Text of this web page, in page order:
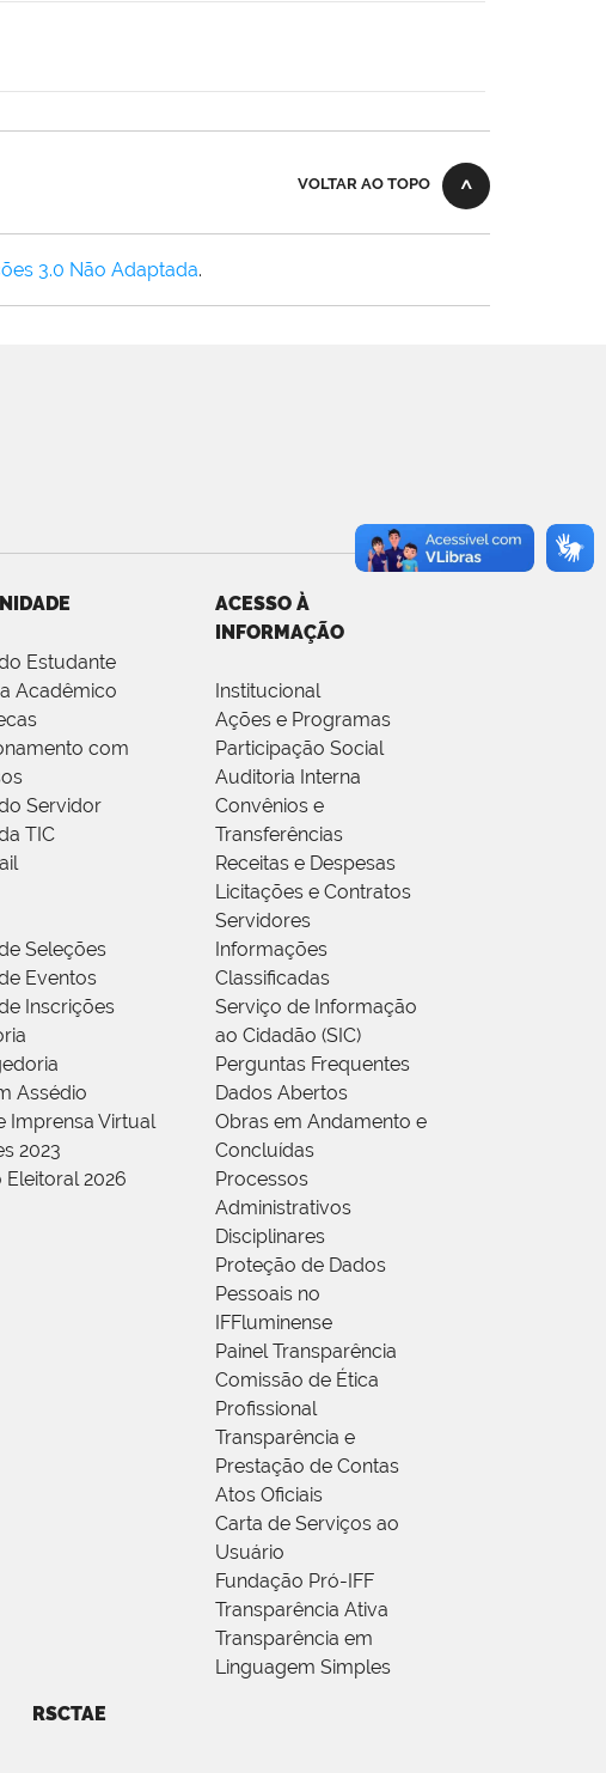
VOLTAR AO TOPO
3.0 Não Adaptada.
Estudante
Acadêmico
com
Servidor
TIC
Seleções
Eventos
Inscrições
Assédio
Imprensa Virtual
2023
Eleitoral 2026
ACESSO À
INFORMAÇÃO
Institucional
Ações e Programas
Participação Social
Auditoria Interna
Convênios e
Transferências
Receitas e Despesas
Licitações e Contratos
Servidores
Informações
Classificadas
Serviço de Informação
ao Cidadão (SIC)
Perguntas Frequentes
Dados Abertos
Obras em Andamento e
Concluídas
Processos
Administrativos
Disciplinares
Proteção de Dados
Pessoais no
IFFluminense
Painel Transparência
Comissão de Ética
Profissional
Transparência e
Prestação de Contas
Atos Oficiais
Carta de Serviços ao
Usuário
Fundação Pró-IFF
Transparência Ativa
Transparência em
Linguagem Simples
RSCTAE